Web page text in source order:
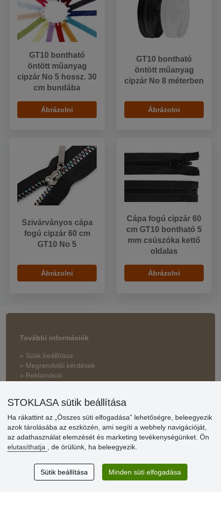
GT10 bontható
öntött műanyag
cipzár No 5 hossz. 30
cm bundába
Ábrázolni
GT10 bontható
öntött műanyag
cipzár No 8 méterben
Ábrázolni
Szivárványos cápa
fogú cipzár 60 cm
GT10 No 5
Ábrázolni
Cápa fogú cipzár 60
cm GT10 bontható 5
mm csúszóka kettő
oldalas
Ábrázolni
További információk
» Sütik beállítása
» Megrendelői kérdések
» Reklamáció
» Kedvezmények és jutalmak nagykereskedelmi
vásárlóinknak
» Súgó
Vásárlók
értékelése
STOKLASA sütik beállítása
Ha rákattint az „Összes süti elfogadása” lehetőségre, beleegyezik
azok tárolásába az eszközén, ami segíti a webhely navigációját,
az adathasználat elemzését és marketing tevékenységünket. Ön
elutasíthatja
, de örülünk, ha beleegyezik.
Sütik beállítása Minden süti elfogadása